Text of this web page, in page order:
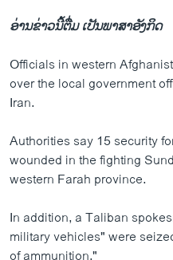
ອ່ານຂ່າວນີ້ຕື່ມ ເປັນພາສາອັງກິດ
Officials in western
over the local government
Iran.
Authorities say 15 security
wounded in the fighting
western Farah province.
In addition, a Taliban
military vehicles" were